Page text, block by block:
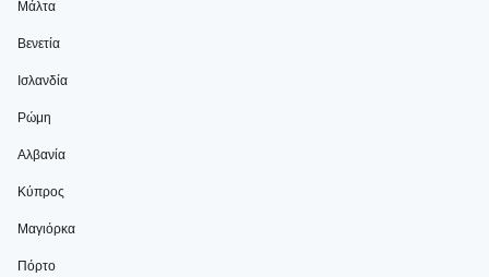
Μάλτα
Βενετία
Ισλανδία
Ρώμη
Αλβανία
Κύπρος
Μαγιόρκα
Πόρτο